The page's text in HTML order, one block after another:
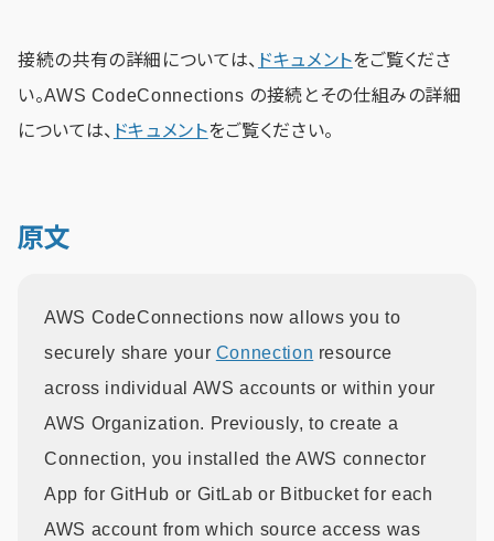
接続の共有の詳細については、 ドキュメントをご覧くださ
い。AWS CodeConnections の接続とその仕組みの詳細
については、 ドキュメントをご覧ください。
原文
AWS CodeConnections now allows you to
securely share your Connection resource
across individual AWS accounts or within your
AWS Organization. Previously, to create a
Connection, you installed the AWS connector
App for GitHub or GitLab or Bitbucket for each
AWS account from which source access was